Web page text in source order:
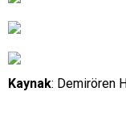
Kaynak: Demirören